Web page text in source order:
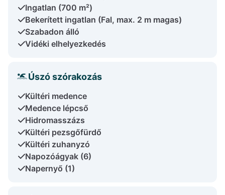
Ingatlan (700 m²)
Bekerített ingatlan (Fal, max. 2 m magas)
Szabadon álló
Vidéki elhelyezkedés
Úszó szórakozás
Kültéri medence
Medence lépcső
Hidromasszázs
Kültéri pezsgőfürdő
Kültéri zuhanyzó
Napozóágyak (6)
Napernyő (1)